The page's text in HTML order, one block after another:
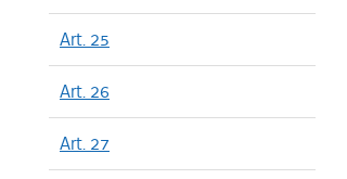
Art. 25
Art. 26
Art. 27